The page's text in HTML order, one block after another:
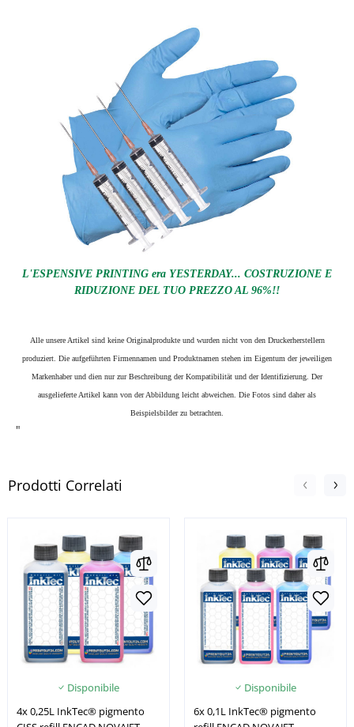
L'ESPENSIVE PRINTING era YESTERDAY... COSTRUZIONE E
RIDUZIONE DEL TUO PREZZO AL 96%!!
Alle unsere Artikel sind keine Originalprodukte und wurden nicht von den Druckerherstellern
produziert. Die aufgeführten Firmennamen und Produktnamen stehen im Eigentum der jeweiligen
Markenhaber und dien nur zur Beschreibung der Kompatibilität und der Identifizierung. Der
ausgelieferte Artikel kann von der Abbildung leicht abweichen. Die Fotos sind daher als
Beispielsbilder zu betrachten.
"
Prodotti Correlati
Disponibile
4x 0,25L InkTec® pigmento
Disponibile
6x 0,1L InkTec® pigmento